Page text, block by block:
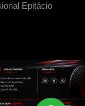
Epitácio